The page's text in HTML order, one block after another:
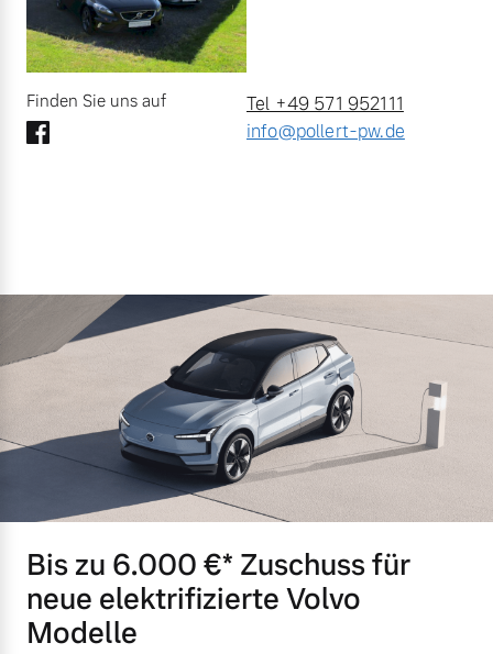
Tel +49 571 952111
info@pollert-pw.de
Finden Sie uns auf
Bis zu 6.000 €⁠* Zuschuss für
neue elektrifizierte Volvo
Modelle